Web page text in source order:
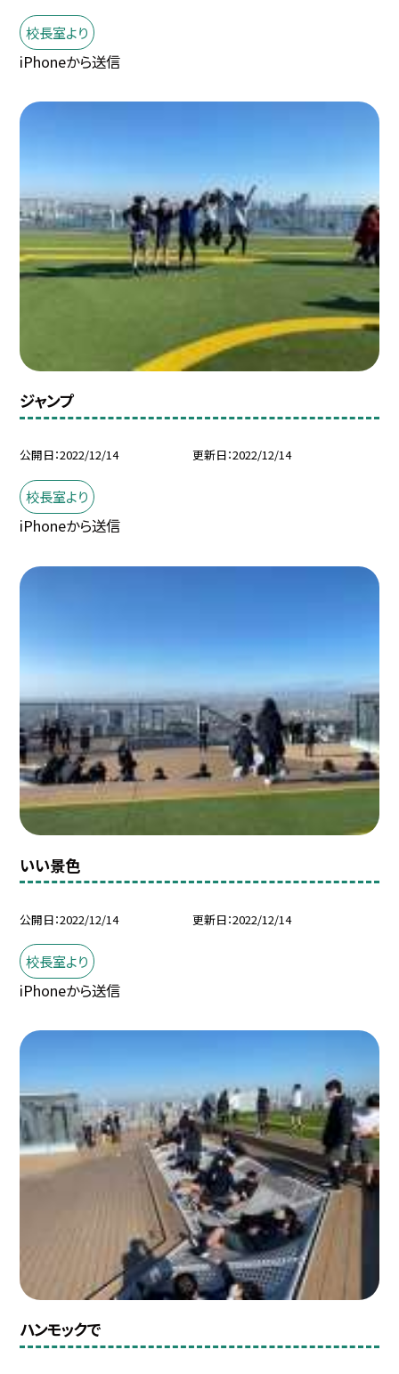
校長室より
iPhoneから送信
ジャンプ
公開日 2022/12/14 更新日 2022/12/14
校長室より
iPhoneから送信
いい景色
公開日 2022/12/14 更新日 2022/12/14
校長室より
iPhoneから送信
ハンモックで